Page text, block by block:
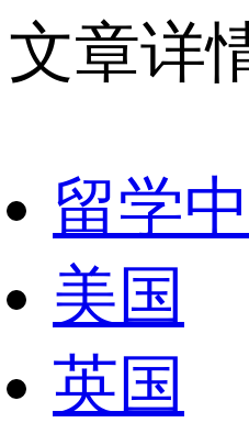
文章详
留学
美国
英国